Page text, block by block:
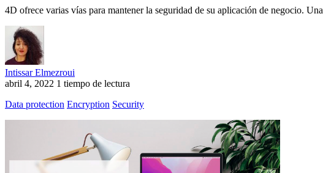
4D ofrece varias vías para mantener la seguridad de su aplicación de negocio.
Intissar Elmezroui
abril 4, 2022 1 tiempo de lectura
Data protection Encryption Security